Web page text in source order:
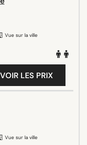
Vue sur la ville
LES PRIX
Vue sur la ville